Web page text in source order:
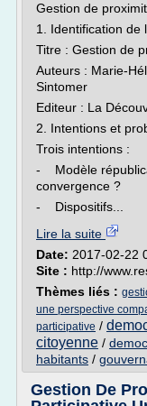
Gestion de
1. Identification de
Titre : Gestion de
Auteurs : Marie-
Sintomer
Editeur : La
2. Intentions et
Trois intentions :
- Modèle
convergence ?
- Dispositifs...
Lire la suite
Date: 2017-02-22
Site : http://
Thèmes liés :
une perspective
participative /
citoyenne /
habitants /
Gestion De